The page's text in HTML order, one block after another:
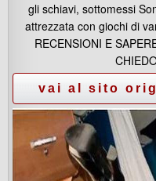
gli schiavi, sottomessi
attrezzata con giochi di
RECENSIONI E